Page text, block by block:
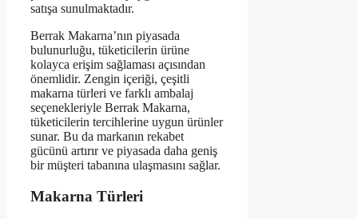
satışa sunulmaktadır.
Berrak Makarna’nın piyasada
bulunurluğu, tüketicilerin ürüne
kolayca erişim sağlaması açısından
önemlidir. Zengin içeriği, çeşitli
makarna türleri ve farklı ambalaj
seçenekleriyle Berrak Makarna,
tüketicilerin tercihlerine uygun ürünler
sunar. Bu da markanın rekabet
gücünü artırır ve piyasada daha geniş
bir müşteri tabanına ulaşmasını sağlar.
Makarna Türleri